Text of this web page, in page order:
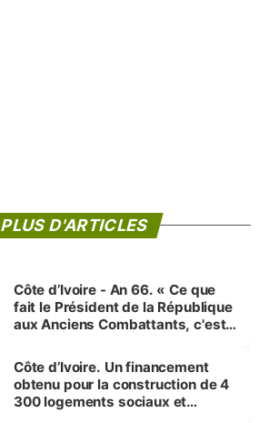
PLUS D'ARTICLES
Côte d’Ivoire - An 66. « Ce que
fait le Président de la République
aux Anciens Combattants, c'est
Côte d’Ivoire. Un financement
obtenu pour la construction de 4
300 logements sociaux et